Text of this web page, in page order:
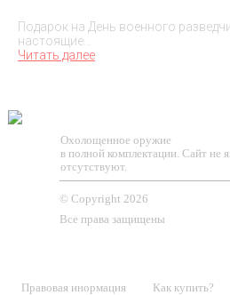
Подарок на День военного
настоящие…
Читать далее
Охолощенное оружие
в полной комплектации. Сайт не
отсутствуют.
© Copyright 2026
Все права защищены
Правовая инормация
Как купить?